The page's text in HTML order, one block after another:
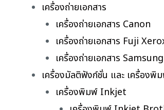
เครื่องถ่ายเอกสาร
เครื่องถ่ายเอกสาร Canon
เครื่องถ่ายเอกสาร Fuji
เครื่องถ่ายเอกสาร Samsung
เครื่องมัลติฟังก์ชั่น และ เครื่องพิ
เครื่องพิมพ์ Inkjet